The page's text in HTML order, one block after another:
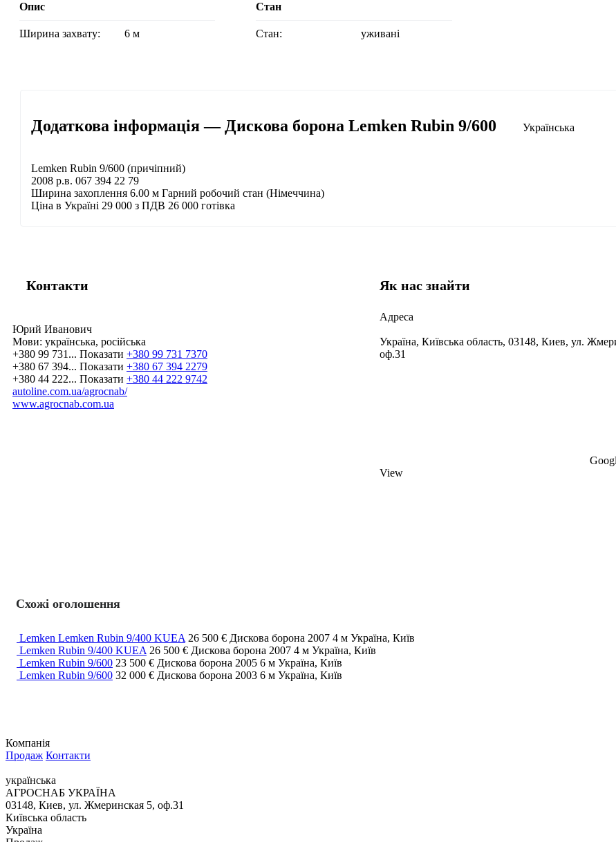
Опис
Ширина захвату: 6 м
Стан
Стан: уживані
Додаткова інформація — Дискова борона Lemken Rubin 9/600 Українська
Lemken Rubin 9/600 (причіпний)
2008 р.в. 067 394 22 79
Ширина захоплення 6.00 м Гарний робочий стан (Німеччина)
Ціна в Україні 29 000 з ПДВ 26 000 готівка
Контакти
Юрий Иванович
Мови: українська, російська
+380 99 731... Показати +380 99 731 7370
+380 67 394... Показати +380 67 394 2279
+380 44 222... Показати +380 44 222 9742
autoline.com.ua/agrocnab/
www.agrocnab.com.ua
Як нас знайти
Адреса
Україна, Київська область, 03148, Киев, ул.
оф.31
View
Схожі оголошення
Lemken Lemken Rubin 9/400 KUEA 26 500 € Дискова борона 2007 4 м Україна, Київ
Lemken Rubin 9/400 KUEA 26 500 € Дискова борона 2007 4 м Україна, Київ
Lemken Rubin 9/600 23 500 € Дискова борона 2005 6 м Україна, Київ
Lemken Rubin 9/600 32 000 € Дискова борона 2003 6 м Україна, Київ
Компанія
Продаж Контакти
українська
АГРОСНАБ УКРАЇНА
03148, Киев, ул. Жмеринская 5, оф.31
Київська область
Україна